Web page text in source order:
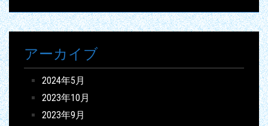
アーカイブ
2024年5月
2023年10月
2023年9月